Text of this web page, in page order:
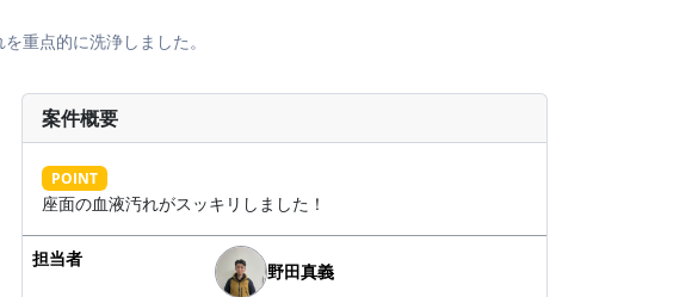
重点的に洗浄しました。
案件概要
POINT
座面の血液汚れがスッキリしました！
担当者
野田真義